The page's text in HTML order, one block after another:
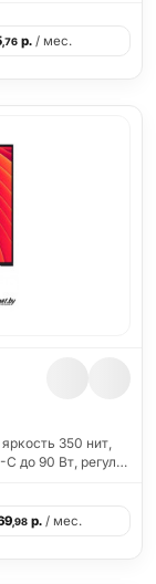
,76 р. / мес.
350 нит,
C до 90 Вт, регул…
,98р./ мес.